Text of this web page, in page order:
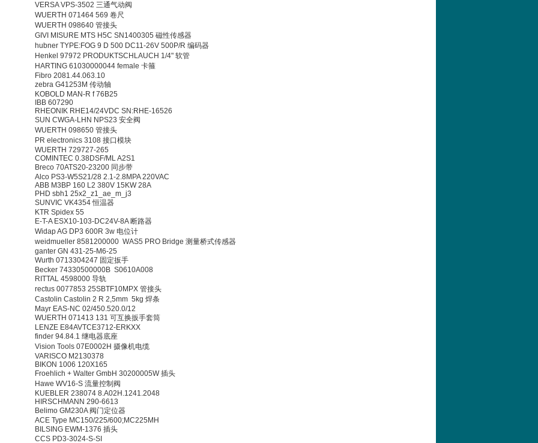
VERSA VPS-3502 三通气动阀
WUERTH 071464 569 卷尺
WUERTH 098640 管接头
GIVI MISURE MTS H5C SN1400305 磁性传感器
hubner TYPE:FOG 9 D 500 DC11-26V 500P/R 编码器
Henkel 97972 PRODUKTSCHLAUCH 1/4" 软管
HARTING 61030000044 female 卡箍
Fibro 2081.44.063.10
zebra G41253M 传动轴
KOBOLD MAN-R f 76B25
IBB 607290
RHEONIK RHE14/24VDC SN:RHE-16526
SUN CWGA-LHN NPS23 安全阀
WUERTH 098650 管接头
PR electronics 3108 接口模块
WUERTH 729727-265
COMINTEC 0.38DSF/ML A2S1
Breco 70ATS20-23200 同步带
Alco PS3-W5S21/28 2.1-2.8MPA 220VAC
ABB M3BP 160 L2 380V 15KW 28A
PHD sbh1 25x2_z1_ae_m_j3
SUNVIC VK4354 恒温器
KTR Spidex 55
E-T-A ESX10-103-DC24V-8A 断路器
Widap AG DP3 600R 3w 电位计
weidmueller 8581200000 WAS5 PRO Bridge 测量桥式传感器
ganter GN 431-25-M6-25
Wurth 0713304247 固定扳手
Becker 74330500000B S0610A008
RITTAL 4598000 导轨
rectus 0077853 25SBTF10MPX 管接头
Castolin Castolin 2 R 2,5mm 5kg 焊条
Mayr EAS-NC 02/450.520.0/12
WUERTH 071413 131 可互换扳手套筒
LENZE E84AVTCE3712-ERKXX
finder 94.84.1 继电器底座
Vision Tools 07E0002H 摄像机电缆
VARISCO M2130378
BIKON 1006 120X165
Froehlich + Walter GmbH 30200005W 插头
Hawe WV16-S 流量控制阀
KUEBLER 238074 8.A02H.1241.2048
HIRSCHMANN 290-6613
Belimo GM230A 阀门定位器
ACE Type MC150/225/600;MC225MH
BILSING EWM-1376 插头
CCS PD3-3024-S-SI